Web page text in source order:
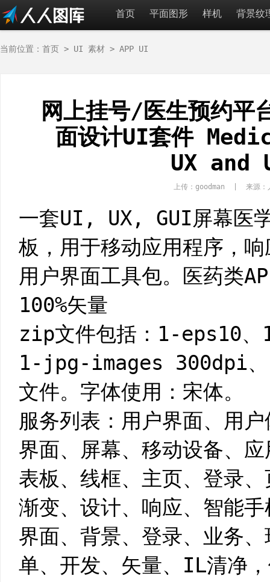
首页 平面图形 样机 背景纹
当前位置： 首页 > UI 素材 > APP UI
网上挂号/医生预约平
面设计UI套件
UX
上传：goodman | 来源
一套UI, UX, GUI屏幕医
板，用于移动应用程序，
用户界面工具包。医药类
100%矢量
zip文件包括：1-eps10
1-jpg-images 300dpi
文件。字体使用：宋体。
服务列表：用户界面、用
界面、屏幕、移动设备、
表板、线框、主页、登录
渐变、设计、响应、智能
界面、背景、登录、业务
单、开发、矢量、IL清净